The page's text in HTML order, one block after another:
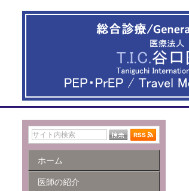
ホーム
医師の紹介